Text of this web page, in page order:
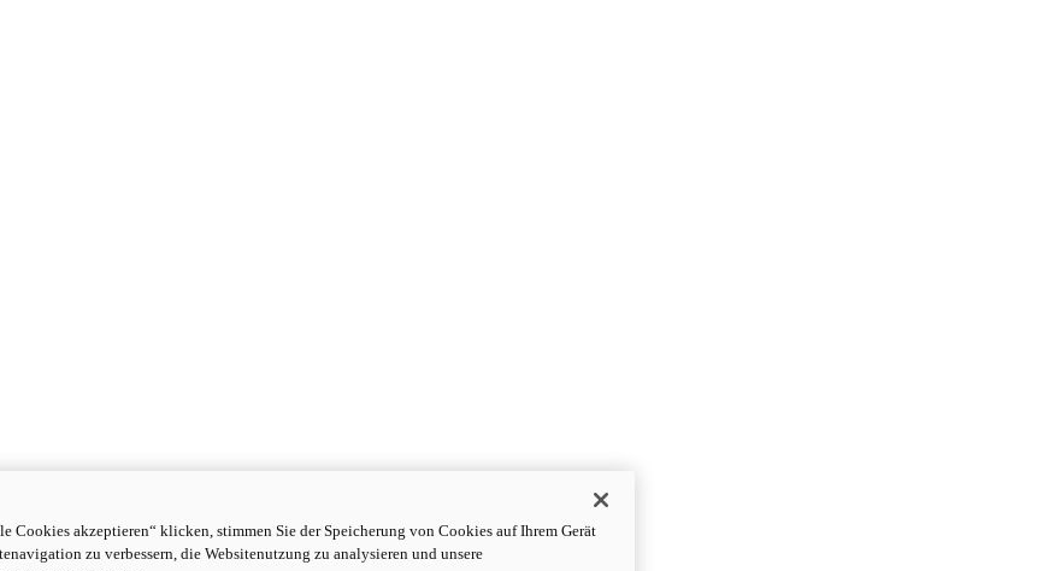
Cookies akzeptieren“ klicken, stimmen Sie der Speicherung von Cookies auf Ihrem Gerät
zu verbessern, die Websitenutzung zu analysieren und unsere